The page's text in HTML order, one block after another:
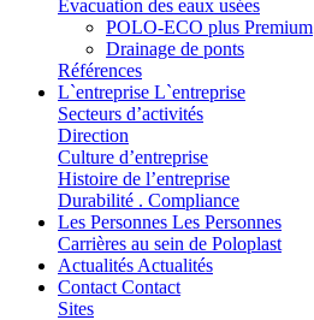
Évacuation des eaux usées
POLO-ECO plus Premium
Drainage de ponts
Références
L`entreprise L`entreprise
Secteurs d’activités
Direction
Culture d’entreprise
Histoire de l’entreprise
Durabilité . Compliance
Les Personnes Les Personnes
Carrières au sein de Poloplast
Actualités Actualités
Contact Contact
Sites